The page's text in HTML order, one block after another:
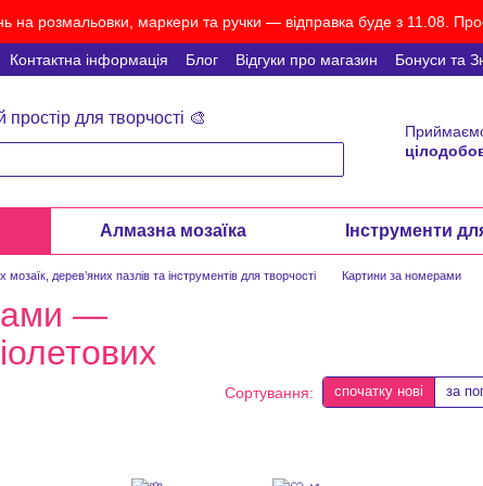
на розмальовки, маркери та ручки — відправка буде з 11.08.
Контактна інформація Блог Відгуки про магазин Бонуси та
для творчості 🎨
Алмазна мозаїка Інструменти
дерев’яних пазлів та інструментів для творчості Картини за номерами
—
Сортування: спочатку нові за